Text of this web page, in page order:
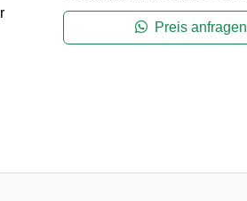
Preis anfragen